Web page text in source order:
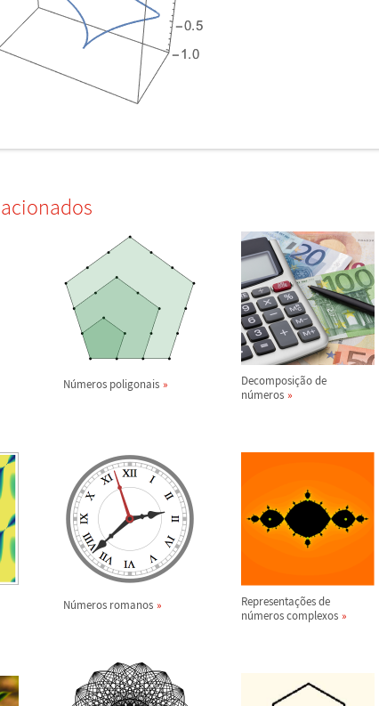
Números poligonais Decomposição de
números
Números romanos Representações de
números complexos